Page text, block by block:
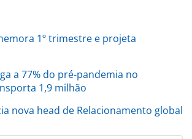
1º trimestre e projeta
a 77% do pré-pandemia no
1,9 milhão
nova head de Relacionamento global